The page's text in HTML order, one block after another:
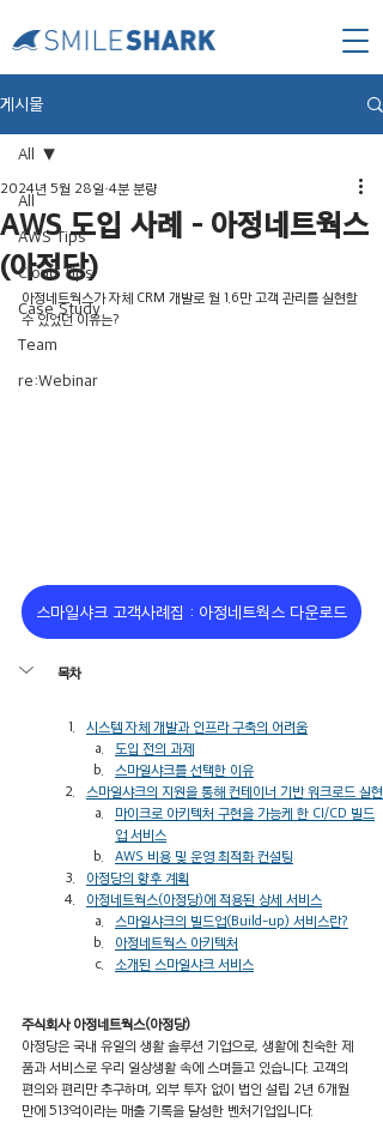
게시물
All
AWS Tips
Cloud Tips
Case Study
Team
re:Webinar
All
AWS 도입 사례 - 아정네트웍스
(아정당)
2024년 5월 28일 4분 분량
아정네트웍스가 자체 CRM 개발로 월 1.6만 고객 관리를 실현할
수 있었던 이유는?
스마일샤크 고객사례집 : 아정네트웍스 다운로드
목차
시스템 자체 개발과 인프라 구축의 어려움
도입 전의 과제
스마일샤크를 선택한 이유
스마일샤크의 지원을 통해 컨테이너 기반 워크로드 실현
마이크로 아키텍처 구현을 가능케 한 CI/CD 빌드
업 서비스
AWS 비용 및 운영 최적화 컨설팅
아정당의 향후 계획
아정네트웍스(아정당)에 적용된 상세 서비스
스마일샤크의 빌드업(Build-up) 서비스란?
아정네트웍스 아키텍처
소개된 스마일샤크 서비스
주식회사 아정네트웍스(아정당)
아정당은 국내 유일의 생활 솔루션 기업으로, 생활에 친숙한 제
품과 서비스로 우리 일상생활 속에 스며들고 있습니다. 고객의
편의와 편리만 추구하며, 외부 투자 없이 법인 설립 2년 6개월
만에 513억이라는 매출 기록을 달성한 벤처기업입니다.